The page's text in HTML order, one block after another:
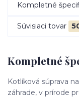
Kompletné
Súvisiaci tovar
Kompletné
Kotlíková súprava
záhrade, v prírode